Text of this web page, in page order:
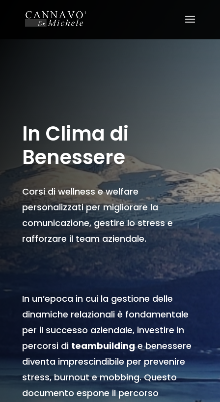
In Clima di
Benessere
Corsi di wellness e welfare
personalizzati per migliorare la
comunicazione, gestire lo stress e
rafforzare il team aziendale.
In un’epoca in cui la gestione delle
dinamiche relazionali è fondamentale
per il successo aziendale, investire in
percorsi di teambuildinge benessere
diventa imprescindibile per prevenire
stress, burnout e mobbing. Questo
documento espone il percorso